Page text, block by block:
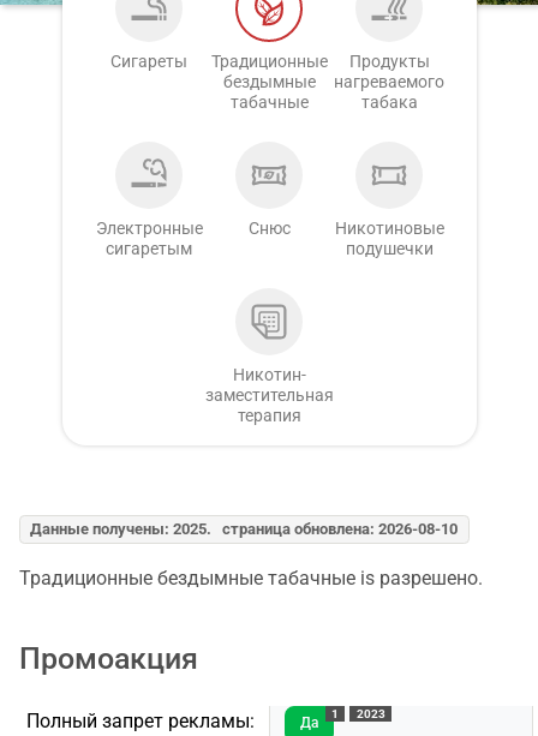
Сигареты
Традиционные
бездымные
табачные
Продукты
нагреваемого
табака
Электронные
сигаретым
Снюс
Никотиновые
подушечки
Никотин-
заместительная
терапия
Данные получены: 2025. страница обновлена: 2026-08-10
Традиционные бездымные табачные is разрешено.
Промоакция
Полный запрет рекламы: Да
1 2023